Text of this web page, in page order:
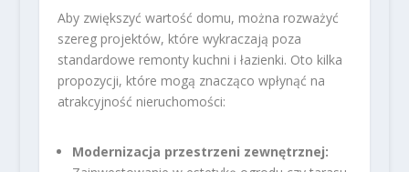
Aby zwiększyć wartość domu, można rozważyć
szereg projektów, które wykraczają poza
standardowe remonty kuchni i łazienki. Oto kilka
propozycji, które mogą znacząco wpłynąć na
atrakcyjność nieruchomości:
Modernizacja przestrzeni zewnętrznej: